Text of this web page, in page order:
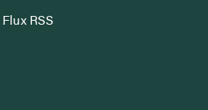
Flux RSS